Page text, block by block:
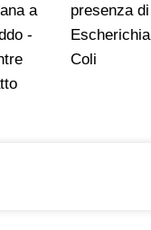
a
-
presenza di
Escherichia
Coli